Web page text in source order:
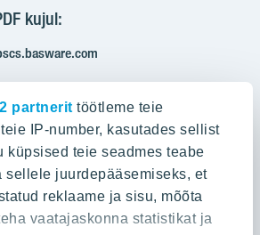
partnerit töötleme teie
IP-number, kasutades sellist
küpsised teie seadmes teabe
sellele juurdepääsemiseks, et
reklaame ja sisu, mõõta
vaatajaskonna statistikat ja
kujul: